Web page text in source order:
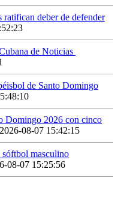
ratifican deber de defender
de Noticias
de Santo Domingo
Domingo 2026 con cinco
2026-08-07 15:42:15
masculino
08-07 15:25:56